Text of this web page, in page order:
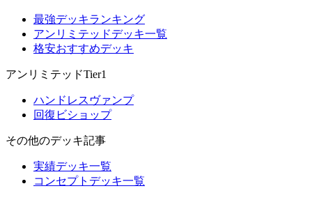
最強デッキランキング
アンリミテッドデッキ一覧
格安おすすめデッキ
アンリミテッドTier1
ハンドレスヴァンプ
回復ビショップ
その他のデッキ記事
実績デッキ一覧
コンセプトデッキ一覧